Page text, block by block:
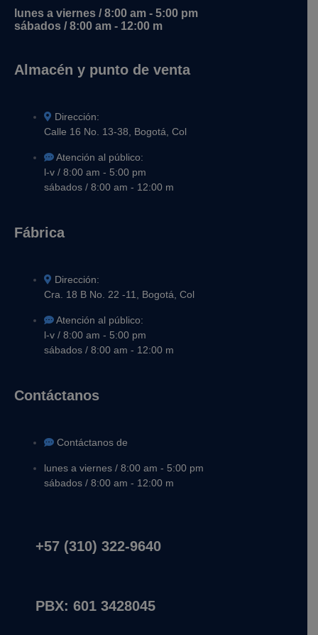
lunes a viernes / 8:00 am - 5:00 pm
sábados / 8:00 am - 12:00 m
Almacén y punto de venta
Dirección:
Calle 16 No. 13-38, Bogotá, Col
Atención al público:
l-v / 8:00 am - 5:00 pm
sábados / 8:00 am - 12:00 m
Fábrica
Dirección:
Cra. 18 B No. 22 -11, Bogotá, Col
Atención al público:
l-v / 8:00 am - 5:00 pm
sábados / 8:00 am - 12:00 m
Contáctanos
Contáctanos de
lunes a viernes / 8:00 am - 5:00 pm
sábados / 8:00 am - 12:00 m
+57 (310) 322-9640
PBX: 601 3428045